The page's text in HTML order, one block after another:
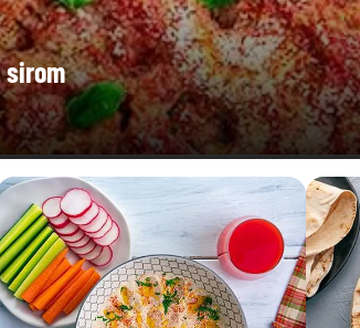
sirom